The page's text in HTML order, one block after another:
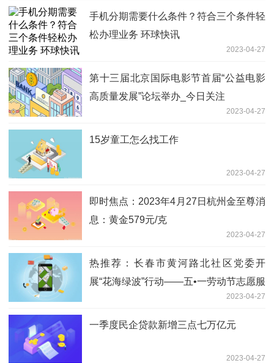
手机分期需要什么条件？符合三个条件轻
松办理业务 环球快讯
2023-04-27
第十三届北京国际电影节首届“公益电影
高质量发展”论坛举办_今日关注
2023-04-27
15岁童工怎么找工作
2023-04-27
即时焦点：2023年4月27日杭州金至尊消
息：黄金579元/克
2023-04-27
热推荐：长春市黄河路北社区党委开
展“花海绿波”行动——五•一劳动节志愿服
2023-04-27
一季度民企贷款新增三点七万亿元
2023-04-27